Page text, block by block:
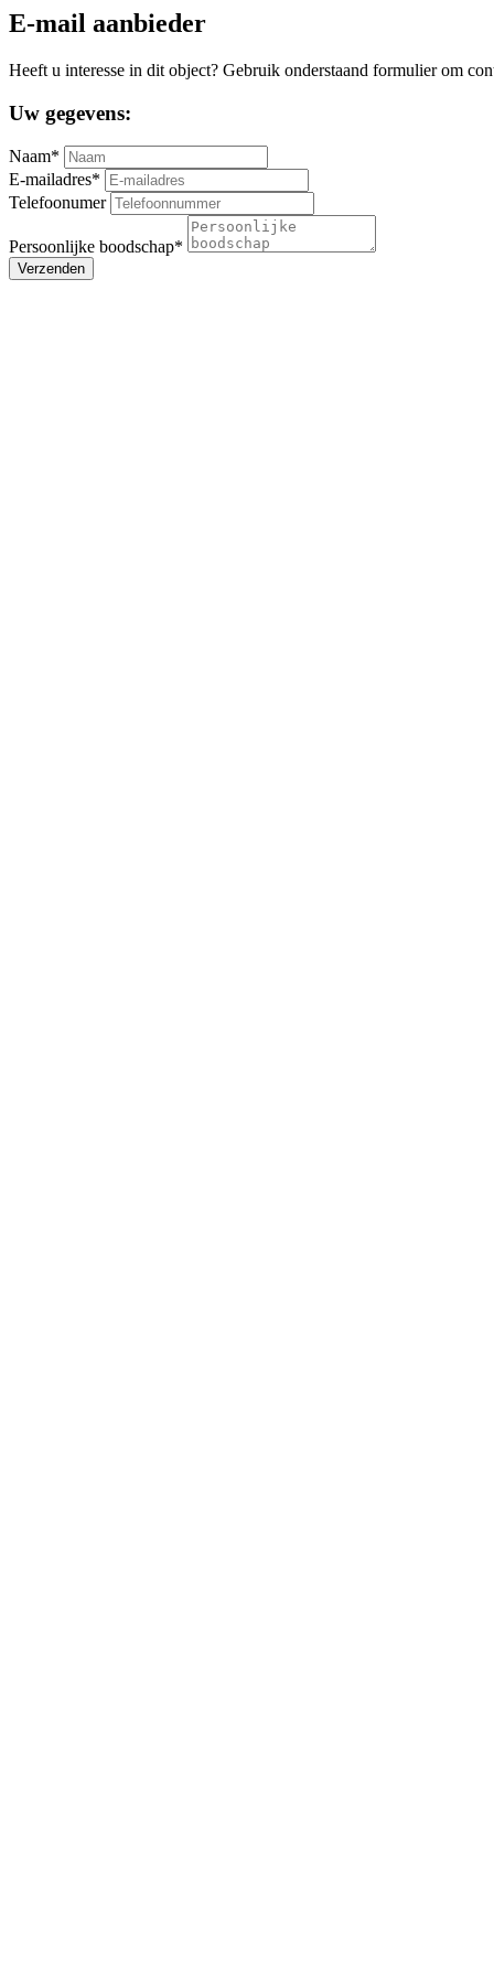
E-mail aanbieder
Heeft u interesse in dit object? Gebruik onderstaand formulier om
Uw gegevens:
Naam*
E-mailadres*
Telefoonumer
Persoonlijke boodschap*
Verzenden